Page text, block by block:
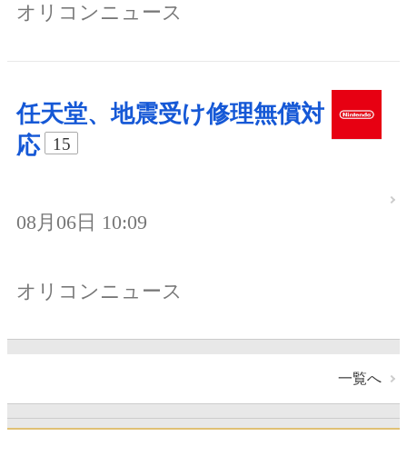
オリコンニュース
任天堂、地震受け修理無償対
応
15
08月06日 10:09
オリコンニュース
一覧へ